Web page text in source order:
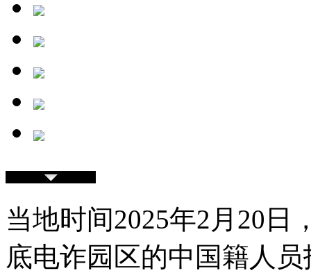
当地时间2025年2月20日
底电诈园区的中国籍人